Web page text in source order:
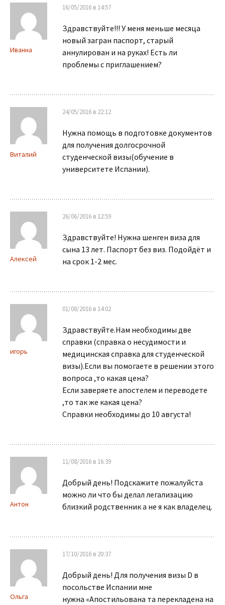
Иванна
16/05/2016 в 14:57
Здравствуйте!!! У меня меньше месяца
новый загран паспорт, старый
аннулирован и на руках! Есть ли
проблемы с приглашением?
Виталий
24/05/2016 в 22:12
Нужна помощь в подготовке документов
для получения долгосрочной
студенческой визы(обучение в
университете Испании).
Алексей
26/06/2016 в 12:59
Здравствуйте! Нужна шенген виза для
сына 13 лет. Паспорт без виз. Подойдёт и
на срок 1-2 мес.
игорь
01/08/2016 в 14:02
Здравствуйте.Нам необходимы две
справки (справка о несудимости и
медицинская cправка для студенческой
визы).Если вы помогаете в решении этого
вопроса ,то какая цена?
Если заверяете апостелем и переводете
,то так же какая цена?
Справки необходимы до 10 августа!
Антон
11/08/2016 в 16:39
Добрый день! Подскажите пожалуйста
можно ли что бы делал легализацию
близкий родственник а не я как владелец.
Ольга
17/10/2016 в 20:37
Добрый день! Для получения визы D в
посольстве Испании мне
нужна «Апостильована та перекладена на